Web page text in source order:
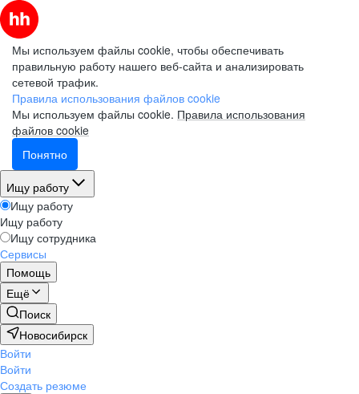
Мы используем файлы cookie, чтобы обеспечивать
правильную работу нашего веб-сайта и анализировать
сетевой трафик.
Правила использования файлов cookie
Мы используем файлы cookie. Правила использования
файлов cookie
Понятно
Ищу работу
Ищу работу
Ищу работу
Ищу сотрудника
Сервисы
Помощь
Ещё
Поиск
Новосибирск
Войти
Войти
Создать резюме